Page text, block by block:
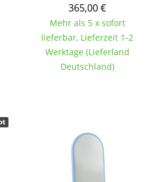
365,00 €
Mehr als 5 x sofort
lieferbar, Lieferzeit 1-2
Werktage (Lieferland
Deutschland)